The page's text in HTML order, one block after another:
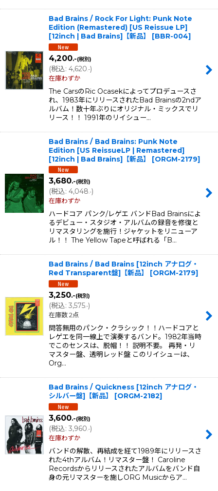
Bad Brains / Rock For Light: Punk Note
Edition (Remastered) [US Reissue LP]
[12inch | Bad Brains]【新品】
[BBR-004]
4,200.-(税別)
(税込: 4,620.-)
在庫わずか
The CarsのRic Ocasekによってプロデュースさ
れ、1983年にリリースされたBad Brainsの2ndア
ルバム！数十年ぶりにオリジナル・ミックスでリ
リース！！ 1991年のリイシュー…
Bad Brains / Bad Brains: Punk Note
Edition [US ReissueLP | Remastered]
[12inch | Bad Brains]【新品】
[ORGM-2179]
3,680.-(税別)
(税込: 4,048.-)
在庫わずか
ハードコア パンク/レゲエ バンドBad Brainsによ
るデビュー・スタジオ・アルバムの録音を修復と
リマスタリングを施行！ジャケットをリニューア
ル！！ The Yellow Tapeと呼ばれる「B…
Bad Brains / Bad Brains [12inch アナログ・
Red Transparent盤]【新品】
[ORGM-2179]
3,250.-(税別)
(税込: 3,575.-)
在庫数 2点
問答無用のパンク・クラシック！！ハードコアと
レゲエを同一線上で演奏するバンド。1982年当時
でこのセンスは、脱帽！！ 説明不要。 再発・リ
マスター盤、透明レッド盤 このリイシューは、
Org…
Bad Brains / Quickness [12inch アナログ・
シルバー盤]【新品】
[ORGM-2182]
3,600.-(税別)
(税込: 3,960.-)
在庫わずか
バンドの解散、再結成を経て1989年にリリースさ
れた4thアルバム！リマスター盤！ Caroline
Recordsからリリースされたアルバムをバンド自
身の元リマスターを施しORG Musicからア…